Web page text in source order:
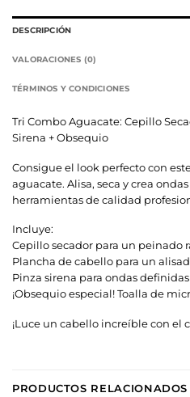
DESCRIPCIÓN
VALORACIONES (0)
TÉRMINOS Y CONDICIONES
Tri Combo Aguacate: Cepillo
Sirena + Obsequio
Consigue el look perfecto con
aguacate. Alisa, seca y crea
herramientas de calidad
Incluye:
Cepillo secador para un peinado
Plancha de cabello para un
Pinza sirena para ondas
¡Obsequio especial! Toalla de
¡Luce un cabello increíble con el
PRODUCTOS RELACIONADOS